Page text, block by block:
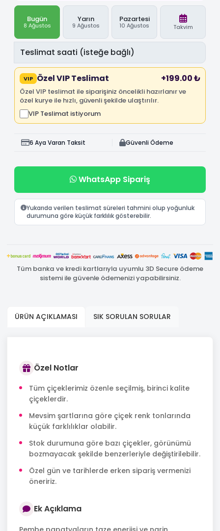
Bugün
8 Ağustos
Yarın
9 Ağustos
Pazartesi
10 Ağustos Takvim
VIP Özel VIP Teslimat +199.00 ₺
Özel VIP teslimat ile siparişiniz öncelikli hazırlanır ve
özel kurye ile hızlı, güvenli şekilde ulaştırılır.
VIP Teslimat istiyorum
6 Aya Varan Taksit Güvenli Ödeme
WhatsApp Sipariş
Yukarıda verilen teslimat süreleri tahmini olup yoğunluk
durumuna göre küçük farklılık gösterebilir.
Tüm banka ve kredi kartlarıyla uyumlu 3D Secure ödeme
sistemi ile güvenle ödemenizi yapabilirsiniz.
ÜRÜN AÇIKLAMASI SIK SORULAN SORULAR
Özel Notlar
Tüm çiçeklerimiz özenle seçilmiş, birinci kalite
çiçeklerdir.
Mevsim şartlarına göre çiçek renk tonlarında
küçük farklılıklar olabilir.
Stok durumuna göre bazı çiçekler, görünümü
bozmayacak şekilde benzerleriyle değiştirilebilir.
Özel gün ve tarihlerde erken sipariş vermenizi
öneririz.
Ek Açıklama